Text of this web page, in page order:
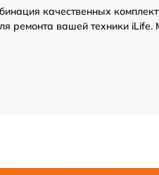
качественных
ремонта вашей техники iLife.